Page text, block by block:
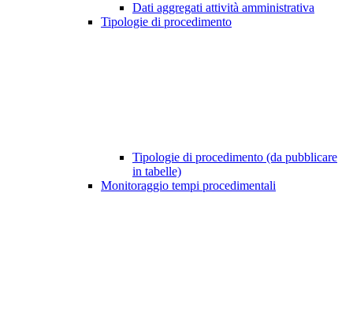
Dati aggregati attività amministrativa
Tipologie di procedimento
Tipologie di procedimento (da pubblicare
in tabelle)
Monitoraggio tempi procedimentali